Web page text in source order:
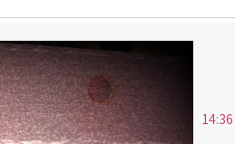
14:36